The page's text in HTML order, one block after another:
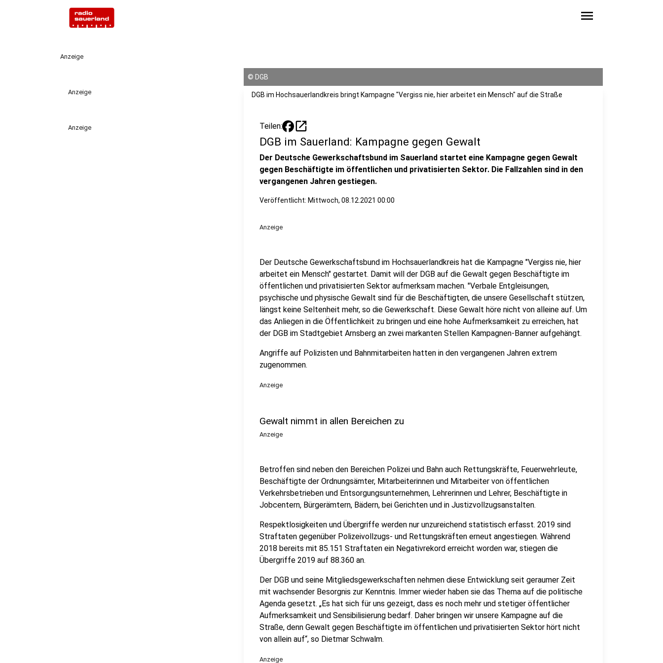
menu
Anzeige
Anzeige
Anzeige
© DGB
DGB im Hochsauerlandkreis bringt Kampagne "Vergiss nie, hier arbeitet ein Mensch" auf die Straße
Teilen: open_in_new
DGB im Sauerland: Kampagne gegen Gewalt
Der Deutsche Gewerkschaftsbund im Sauerland startet eine Kampagne gegen Gewalt
gegen Beschäftigte im öffentlichen und privatisierten Sektor. Die Fallzahlen sind in den
vergangenen Jahren gestiegen.
Veröffentlicht: Mittwoch, 08.12.2021 00:00
Anzeige
Der Deutsche Gewerkschaftsbund im Hochsauerlandkreis hat die Kampagne "Vergiss nie, hier
arbeitet ein Mensch" gestartet. Damit will der DGB auf die Gewalt gegen Beschäftigte im
öffentlichen und privatisierten Sektor aufmerksam machen. "Verbale Entgleisungen,
psychische und physische Gewalt sind für die Beschäftigten, die unsere Gesellschaft stützen,
längst keine Seltenheit mehr, so die Gewerkschaft. Diese Gewalt höre nicht von alleine auf. Um
das Anliegen in die Öffentlichkeit zu bringen und eine hohe Aufmerksamkeit zu erreichen, hat
der DGB im Stadtgebiet Arnsberg an zwei markanten Stellen Kampagnen-Banner aufgehängt.
Angriffe auf Polizisten und Bahnmitarbeiten hatten in den vergangenen Jahren extrem
zugenommen.
Anzeige
Gewalt nimmt in allen Bereichen zu
Anzeige
Betroffen sind neben den Bereichen Polizei und Bahn auch Rettungskräfte, Feuerwehrleute,
Beschäftigte der Ordnungsämter, Mitarbeiterinnen und Mitarbeiter von öffentlichen
Verkehrsbetrieben und Entsorgungsunternehmen, Lehrerinnen und Lehrer, Beschäftigte in
Jobcentern, Bürgerämtern, Bädern, bei Gerichten und in Justizvollzugsanstalten.
Respektlosigkeiten und Übergriffe werden nur unzureichend statistisch erfasst. 2019 sind
Straftaten gegenüber Polizeivollzugs- und Rettungskräften erneut angestiegen. Während
2018 bereits mit 85.151 Straftaten ein Negativrekord erreicht worden war, stiegen die
Übergriffe 2019 auf 88.360 an.
Der DGB und seine Mitgliedsgewerkschaften nehmen diese Entwicklung seit geraumer Zeit
mit wachsender Besorgnis zur Kenntnis. Immer wieder haben sie das Thema auf die politische
Agenda gesetzt. „Es hat sich für uns gezeigt, dass es noch mehr und stetiger öffentlicher
Aufmerksamkeit und Sensibilisierung bedarf. Daher bringen wir unsere Kampagne auf die
Straße, denn Gewalt gegen Beschäftigte im öffentlichen und privatisierten Sektor hört nicht
von allein auf“, so Dietmar Schwalm.
Anzeige